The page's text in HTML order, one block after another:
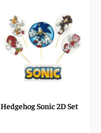
Hedgehog Sonic 2D Set